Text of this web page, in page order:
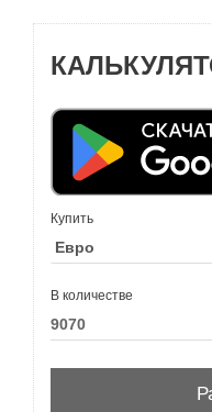
Купить
В количестве